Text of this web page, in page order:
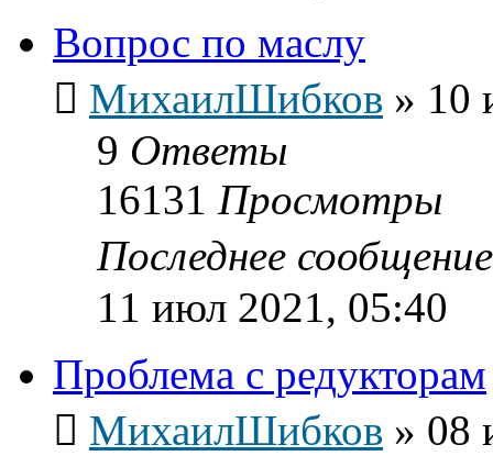
Вопрос по маслу
МихаилШибков » 10
9 Ответы
16131 Просмотры
Последнее
11 июл 2021, 05:40
Проблема с редукторам
МихаилШибков » 08